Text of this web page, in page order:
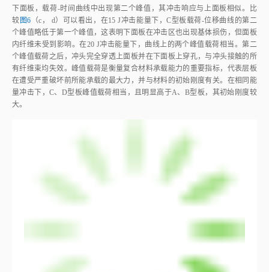
下面板，载荷‑时间曲线中出现第二个峰值，其冲击响应与上面板相似。比
较图6 （c， d）可以看出，在15 J冲击能量下，C型板载荷‑位移曲线的第二
个峰值略低于第一个峰值，这表明下面板在冲击区也出现基体损伤，但面板
内纤维未受到影响。在20 J冲击能量下，曲线上的两个峰值载荷相当。第二
个峰值载荷之后，冲头完全穿透上面板并在下面板上穿孔，与冲头接触的所
有纤维束均失效。峰值载荷是衡量复合材料承载能力的重要指标，代表层板
在遭受严重破坏前所能承载的最大力，并与材料的初始刚度有关。在相同能
量冲击下，C、D型板峰值载荷相当，且明显高于A、B型板，其初始刚度较
大。